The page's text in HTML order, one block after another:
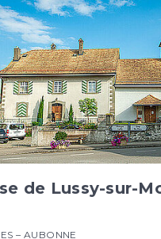
de Lussy-sur-
– AUBONNE